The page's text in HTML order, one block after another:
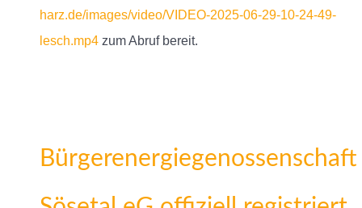
harz.de/images/video/VIDEO-2025-06-29-10-24-49-
lesch.mp4 zum Abruf bereit.
Bürgerenergiegenossenschaft